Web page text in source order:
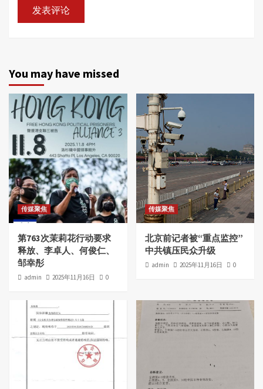
You may have missed
传媒聚焦
第763次茉莉花行动要求
释放、李卓人、何俊仁、
邹幸彤
admin 2025年11月16日 0
传媒聚焦
北京前记者被“重点监控”
中共镇压民众升级
admin 2025年11月16日 0